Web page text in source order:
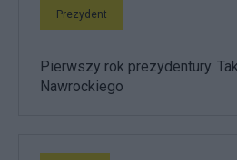
Prezydent
Pierwszy rok prezydentury.
Nawrockiego